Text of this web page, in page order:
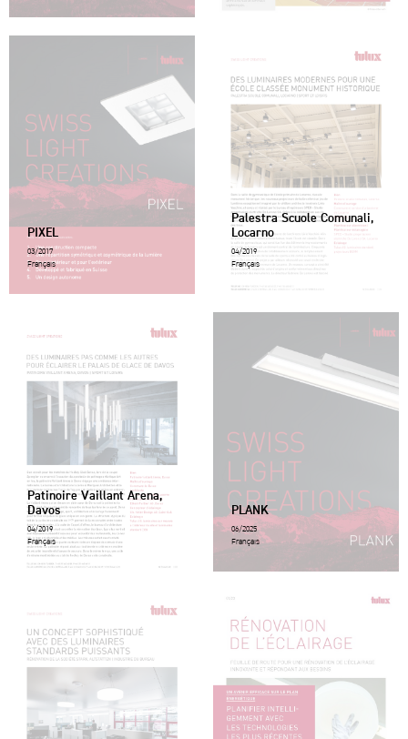
PIXEL
03/2017
Français
Palestra Scuole Comunali,
Locarno
04/2019
Français
Patinoire Vaillant Arena,
Davos
04/2019
Français
PLANK
06/2025
Français